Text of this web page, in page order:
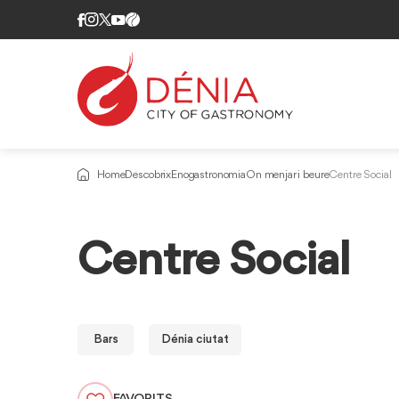
HomeDescobrixEnogastronomiaOn menjar i beureCentre Social
Centre Social
Bars Dénia ciutat